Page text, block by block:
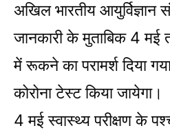
अखिल भारतीय आयुर्विज्ञान
जानकारी के मुताबिक 4
में रूकने का परामर्श दिया
कोरोना टेस्ट किया जायेगा।
4 मई स्वास्थ्य परीक्षण के